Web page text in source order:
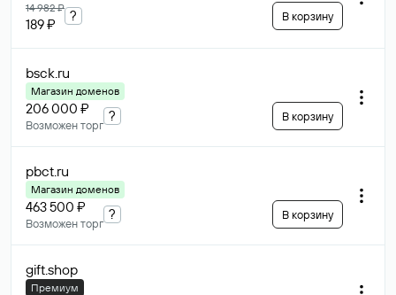
14 982 ₽
189 ₽
? В корзину
bsck.ru
Магазин доменов
206 000 ₽
Возможен торг
? В корзину
pbct.ru
Магазин доменов
463 500 ₽
Возможен торг
? В корзину
gift.shop
Премиум